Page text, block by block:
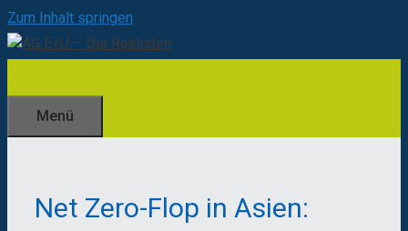
Zum Inhalt springen
Menü
Net Zero-Flop in Asien: